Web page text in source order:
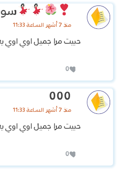
منذ 7 أشهر الساعة 11:33
حبيت مرا جميل اوي
0
000
منذ 7 أشهر الساعة 11:33
حبيت مرا جميل اوي
0